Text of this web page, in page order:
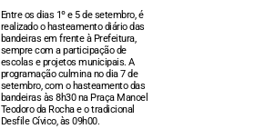
Entre os dias 1º e 5 de setembro, é
realizado o hasteamento diário das
bandeiras em frente à Prefeitura,
sempre com a participação de
escolas e projetos municipais. A
programação culmina no dia 7 de
setembro, com o hasteamento das
bandeiras às 8h30 na Praça Manoel
Teodoro da Rocha e o tradicional
Desfile Cívico, às 09h00.